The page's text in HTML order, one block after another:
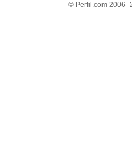
© Perfil.com 2006-